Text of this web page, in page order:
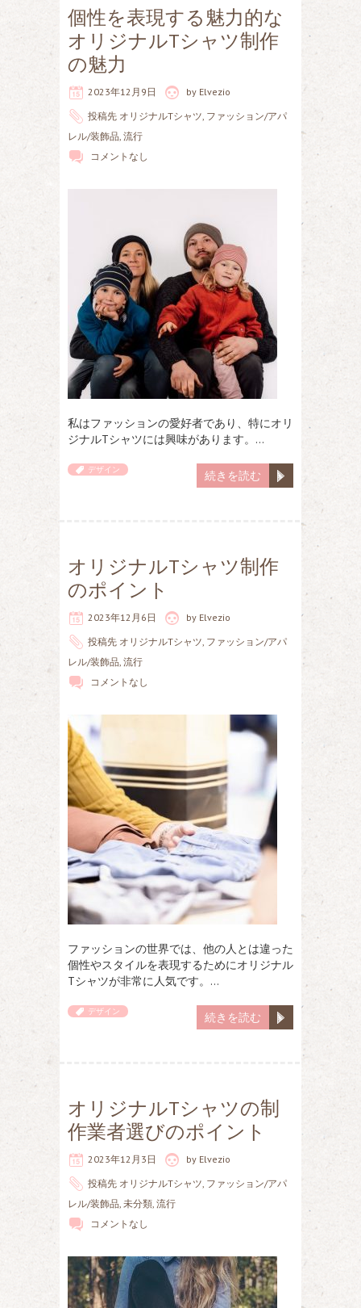
個性を表現する魅力的な
オリジナルTシャツ制作
の魅力
2023年12月9日 by Elvezio
投稿先 オリジナルTシャツ, ファッション/アパ
レル/装飾品, 流行
コメントなし
私はファッションの愛好者であり、特にオリ
ジナルTシャツには興味があります。…
続きを読む
デザイン
オリジナルTシャツ制作
のポイント
2023年12月6日 by Elvezio
投稿先 オリジナルTシャツ, ファッション/アパ
レル/装飾品, 流行
コメントなし
ファッションの世界では、他の人とは違った
個性やスタイルを表現するためにオリジナル
Tシャツが非常に人気です。…
続きを読む
デザイン
オリジナルTシャツの制
作業者選びのポイント
2023年12月3日 by Elvezio
投稿先 オリジナルTシャツ, ファッション/アパ
レル/装飾品, 未分類, 流行
コメントなし